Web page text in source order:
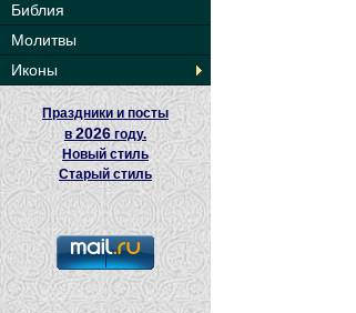
Библия
Молитвы
Иконы
Праздники и посты
в2026 году.
Новый стиль
Старый стиль